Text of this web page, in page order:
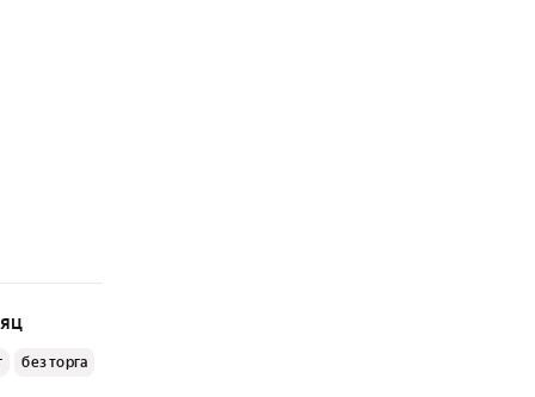
без торга